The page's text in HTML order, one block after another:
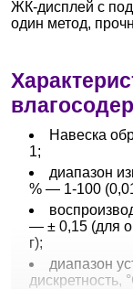
ЖК-дисплей с
один метод,
Навеска
1;
диапазон
% — 1-100
— ± 0,15 (для
г);
диапазон
дискретность,